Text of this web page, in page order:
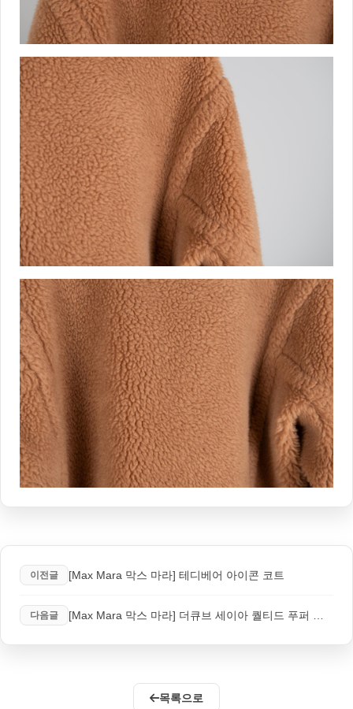
이전글 [Max Mara 막스 마라] 테디베어 아이콘 코트
다음글 [Max Mara 막스 마라] 더큐브 세이아 퀄티드 푸퍼 재킷
목록으로